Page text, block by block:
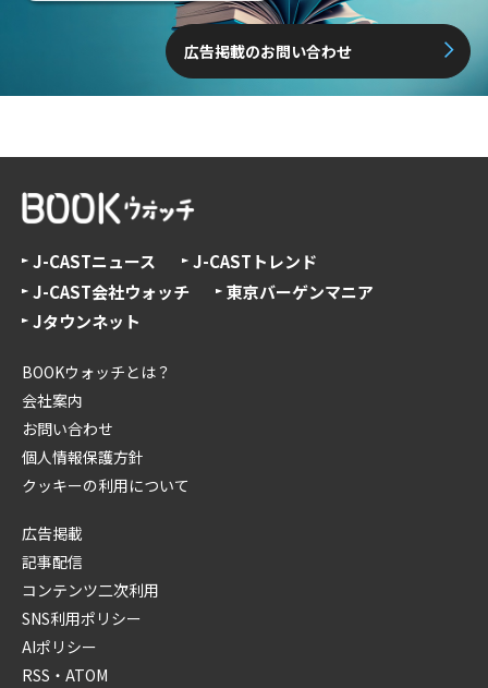
広告掲載のお問い合わせ
J-CASTニュース
J-CASTトレンド
J-CAST会社ウォッチ
東京バーゲンマニア
Jタウンネット
BOOKウォッチとは？
会社案内
お問い合わせ
個人情報保護方針
クッキーの利用について
広告掲載
記事配信
コンテンツ二次利用
SNS利用ポリシー
AIポリシー
RSS・ATOM